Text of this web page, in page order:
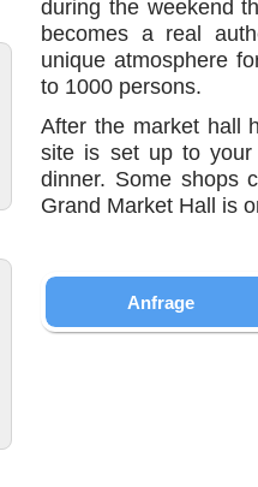
during the weekend
becomes a real
unique atmosphere
to 1000 persons.
After the market hall
site is set up to your
dinner. Some shops
Grand Market Hall is
Anfrage